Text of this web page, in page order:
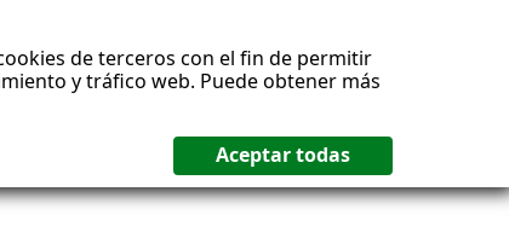
de terceros con el fin de permitir
y tráfico web. Puede obtener más